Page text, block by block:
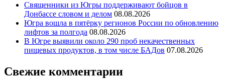
Священники из Югры поддерживают бойцов в
Донбассе словом и делом 08.08.2026
Югра вошла в пятёрку регионов России по обновлению
лифтов за полгода 08.08.2026
В Югре выявили около 290 проб некачественных
пищевых продуктов, в том числе БАДов 07.08.2026
Свежие комментарии